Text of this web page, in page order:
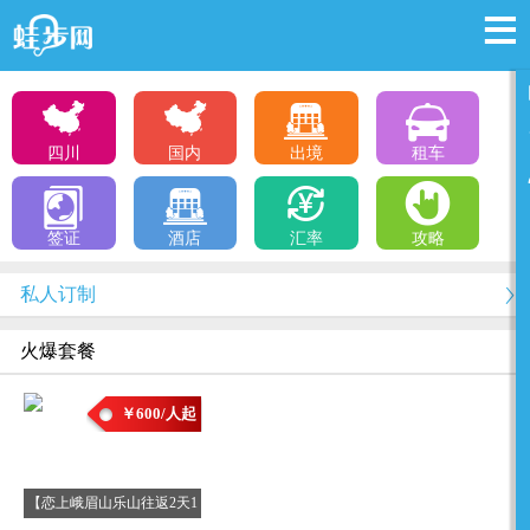
四川 国内 出境 租车
签证 酒店 汇率 攻略
私人订制
火爆套餐
【恋上峨眉山乐山往返2天1
￥600/人起